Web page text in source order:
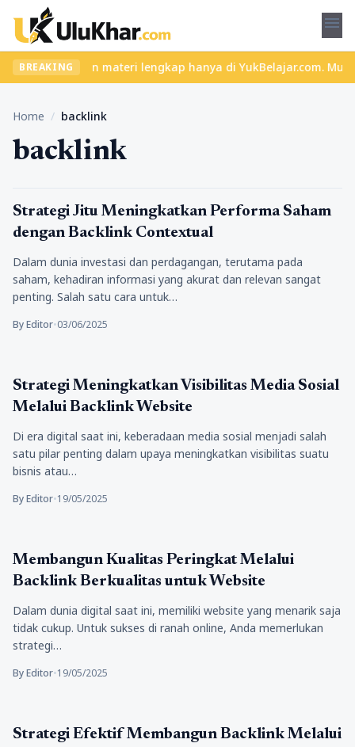
menu
BREAKING
seru dan materi lengkap hanya di YukBelajar.com. Mulai
Home / backlink
backlink
Bisnis
Strategi Jitu Meningkatkan Performa Saham
dengan Backlink Contextual
Dalam dunia investasi dan perdagangan, terutama pada
saham, kehadiran informasi yang akurat dan relevan sangat
penting. Salah satu cara untuk…
By Editor•03/06/2025
Tips Marketing
Strategi Meningkatkan Visibilitas Media Sosial
Melalui Backlink Website
Di era digital saat ini, keberadaan media sosial menjadi salah
satu pilar penting dalam upaya meningkatkan visibilitas suatu
bisnis atau…
By Editor•19/05/2025
Bisnis
Membangun Kualitas Peringkat Melalui
Backlink Berkualitas untuk Website
Dalam dunia digital saat ini, memiliki website yang menarik saja
tidak cukup. Untuk sukses di ranah online, Anda memerlukan
strategi…
By Editor•19/05/2025
Bisnis
Strategi Efektif Membangun Backlink Melalui